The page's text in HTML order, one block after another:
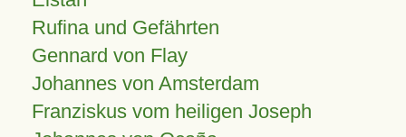
Rufina und Gefährten
Gennard von Flay
Johannes von Amsterdam
Franziskus vom heiligen Joseph